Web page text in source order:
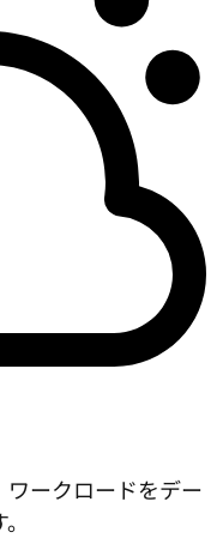
ークロードをデー